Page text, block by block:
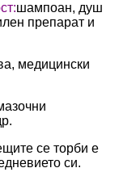
шампоан, душ
препарат и
медицински
се торби е
си.